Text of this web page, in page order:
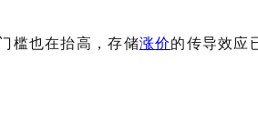
槛也在抬高，存储涨价的传导效应